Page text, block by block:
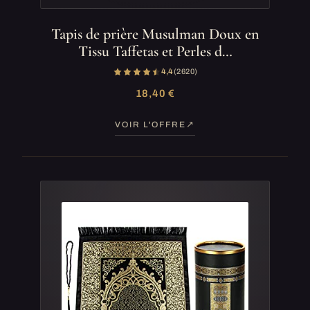
Tapis de prière Musulman Doux en
Tissu Taffetas et Perles d…
4,4(2 620)
18,40 €
VOIR L'OFFRE